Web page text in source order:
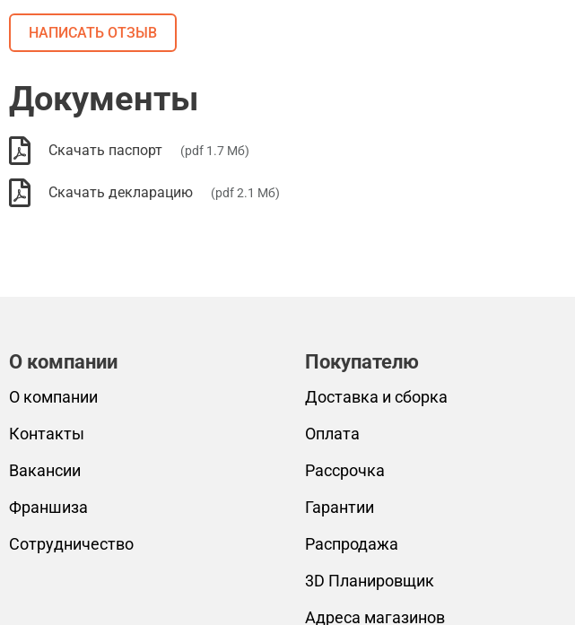
НАПИСАТЬ ОТЗЫВ
Документы
Скачать паспорт (pdf 1.7 Мб)
Скачать декларацию (pdf 2.1 Мб)
О компании
О компании
Контакты
Вакансии
Франшиза
Сотрудничество
Покупателю
Доставка и сборка
Оплата
Рассрочка
Гарантии
Распродажа
3D Планировщик
Адреса магазинов